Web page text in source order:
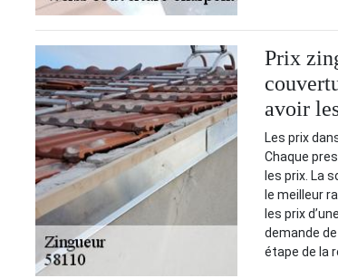
Prix
avoir
Les prix
Chaque
les prix. La
le meilleur
les prix
demande
étape de la